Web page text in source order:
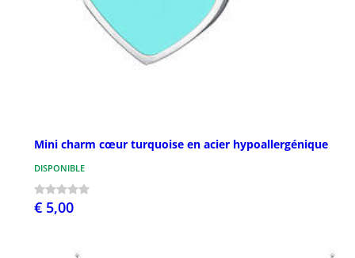
Mini charm cœur turquoise en acier hypoallergénique
DISPONIBLE
€ 5,00